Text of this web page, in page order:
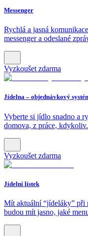
Messenger
Rychlá a jasná
messenger a odeslané
Vyzkoušet zdarma
Jídelna – objednávkový
Vyberte si jídlo snadno a
domova, z práce, kdykoliv.
Vyzkoušet zdarma
Jídelní lístek
Mít aktuální “jídeláky” při
budou mít jasno, jaké